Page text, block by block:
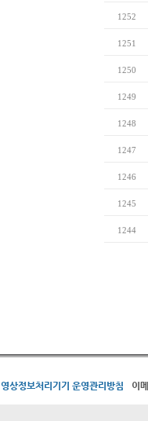
1252
1251
1250
1249
1248
1247
1246
1245
1244
영상정보처리기기 운영관리방침 이